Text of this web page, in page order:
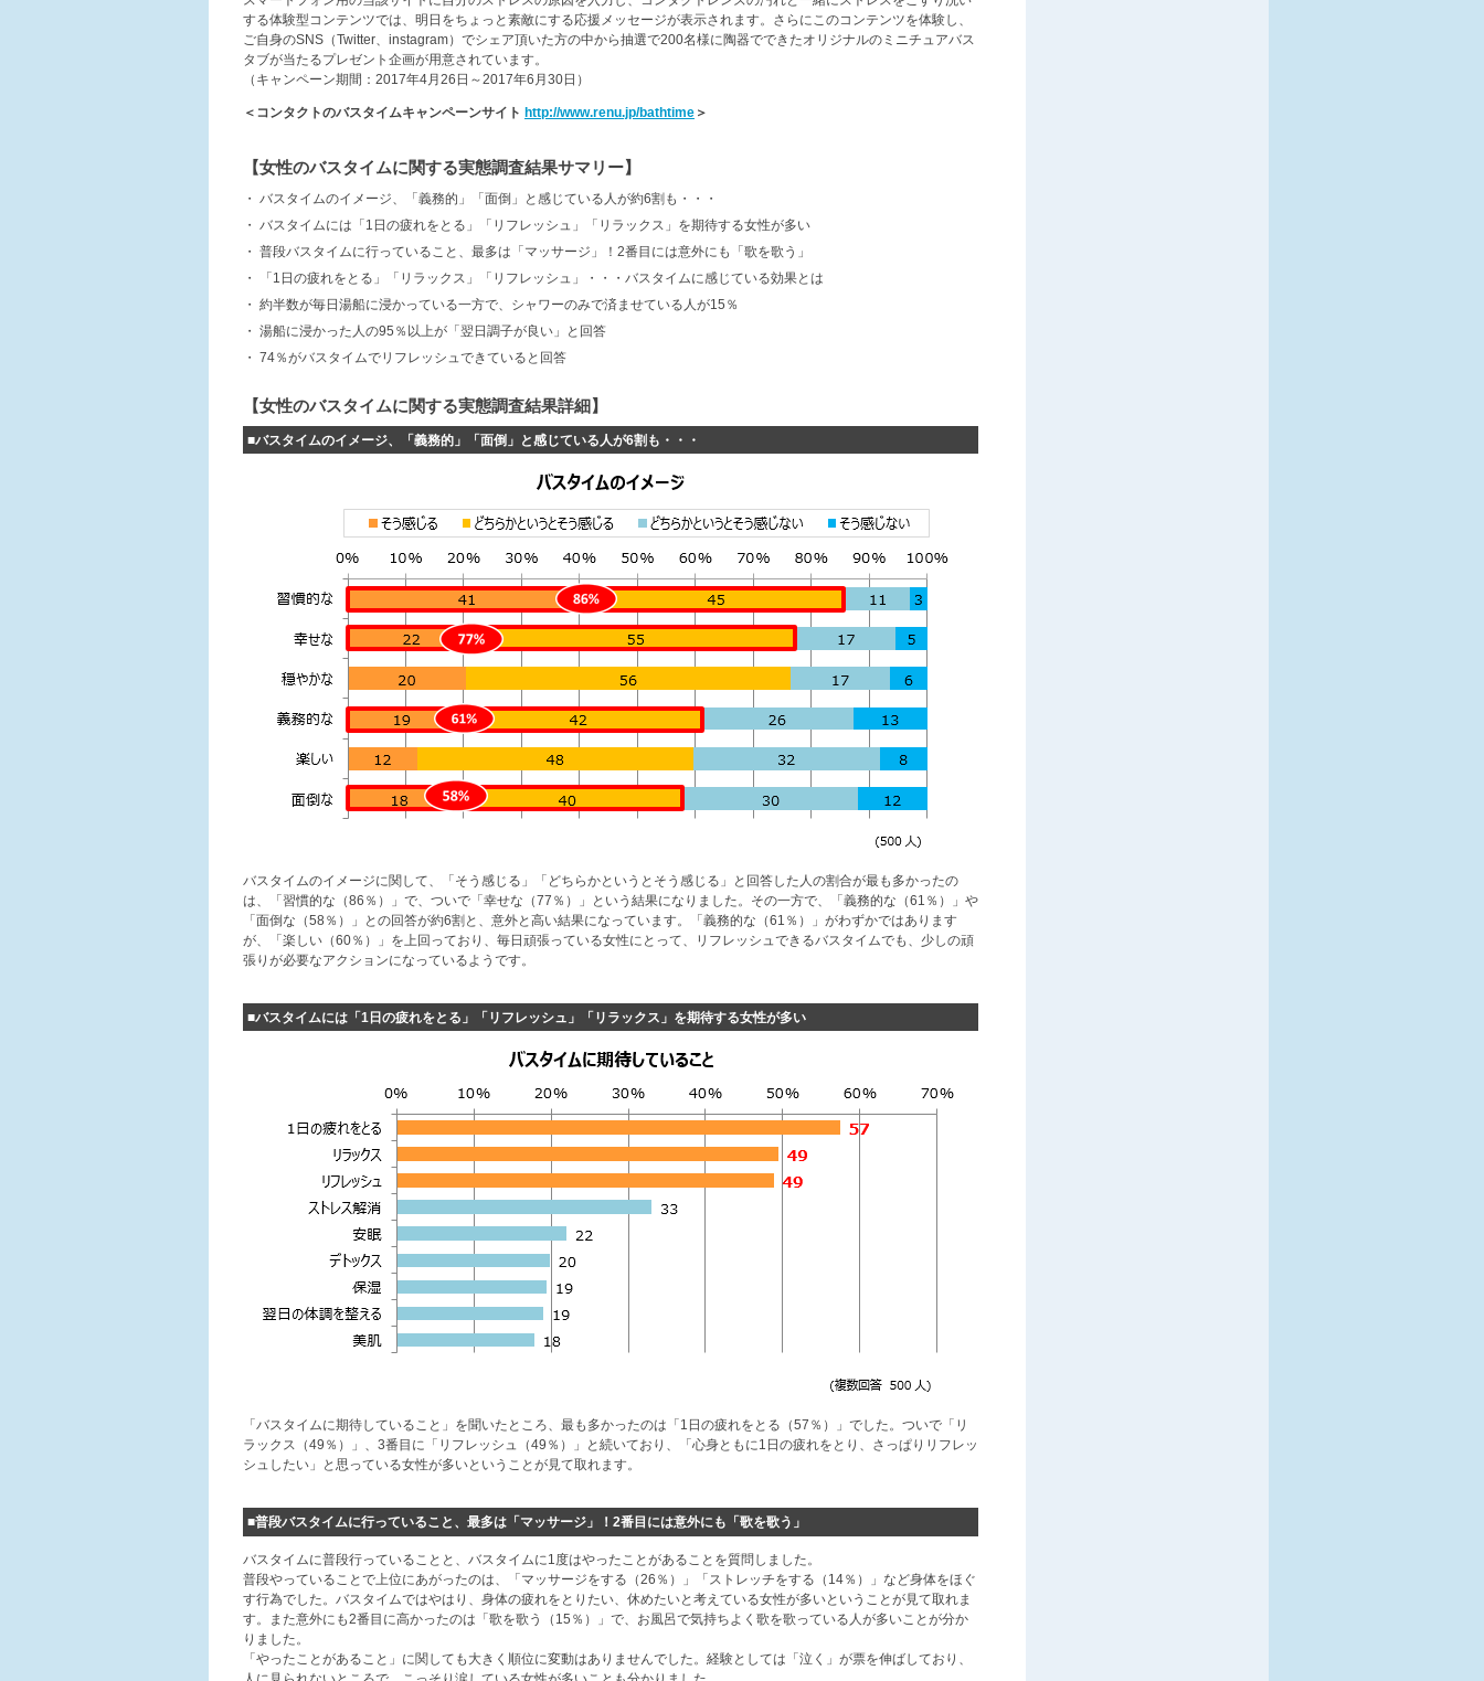
する体験型コンテンツでは、明日をちょっと素敵にする応援メッセージが表示されます。さらにこのコンテンツを体験し、
ご自身のSNS（Twitter、instagram）でシェア頂いた方の中から抽選で200名様に陶器でできたオリジナルのミニチュアバス
タブが当たるプレゼント企画が用意されています。
（キャンペーン期間：2017年4月26日～2017年6月30日）
＜コンタクトのバスタイムキャンペーンサイト http://www.renu.jp/bathtime ＞
【女性のバスタイムに関する実態調査結果サマリー】
・ バスタイムのイメージ、「義務的」「面倒」と感じている人が約6割も・・・
・ バスタイムには「1日の疲れをとる」「リフレッシュ」「リラックス」を期待する女性が多い
・ 普段バスタイムに行っていること、最多は「マッサージ」！2番目には意外にも「歌を歌う」
・
「1日の疲れをとる」「リラックス」「リフレッシュ」・・・バスタイムに感じている効果とは
・ 約半数が毎日湯船に浸かっている一方で、シャワーのみで済ませている人が15％
・ 湯船に浸かった人の95％以上が「翌日調子が良い」と回答
・ 74％がバスタイムでリフレッシュできていると回答
【女性のバスタイムに関する実態調査結果詳細】
■バスタイムのイメージ、「義務的」「面倒」と感じている人が6割も・・・
バスタイムのイメージに関して、「そう感じる」「どちらかというとそう感じる」と回答した人の割合が最も多かったの
は、「習慣的な（86％）」で、ついで「幸せな（77％）」という結果になりました。その一方で、「義務的な（61％）」や
「面倒な（58％）」との回答が約6割と、意外と高い結果になっています。「義務的な（61％）」がわずかではあります
が、「楽しい（60％）」を上回っており、毎日頑張っている女性にとって、リフレッシュできるバスタイムでも、少しの頑
張りが必要なアクションになっているようです。
■バスタイムには「1日の疲れをとる」「リフレッシュ」「リラックス」を期待する女性が多い
「バスタイムに期待していること」を聞いたところ、最も多かったのは「1日の疲れをとる（57％）」でした。ついで「リ
ラックス（49％）」、3番目に「リフレッシュ（49％）」と続いており、「心身ともに1日の疲れをとり、さっぱりリフレッ
シュしたい」と思っている女性が多いということが見て取れます。
■普段バスタイムに行っていること、最多は「マッサージ」！2番目には意外にも「歌を歌う」
バスタイムに普段行っていることと、バスタイムに1度はやったことがあることを質問しました。
普段やっていることで上位にあがったのは、「マッサージをする（26％）」「ストレッチをする（14％）」など身体をほぐ
す行為でした。バスタイムではやはり、身体の疲れをとりたい、休めたいと考えている女性が多いということが見て取れま
す。また意外にも2番目に高かったのは「歌を歌う（15％）」で、お風呂で気持ちよく歌を歌っている人が多いことが分か
りました。
「やったことがあること」に関しても大きく順位に変動はありませんでした。経験としては「泣く」が票を伸ばしており、